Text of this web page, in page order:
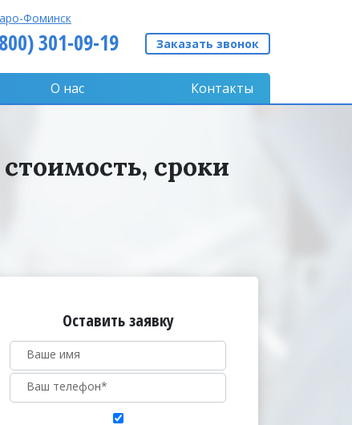
Фоминск
301-09-19 Заказать звонок
О нас Контакты
сроки
Оставить заявку